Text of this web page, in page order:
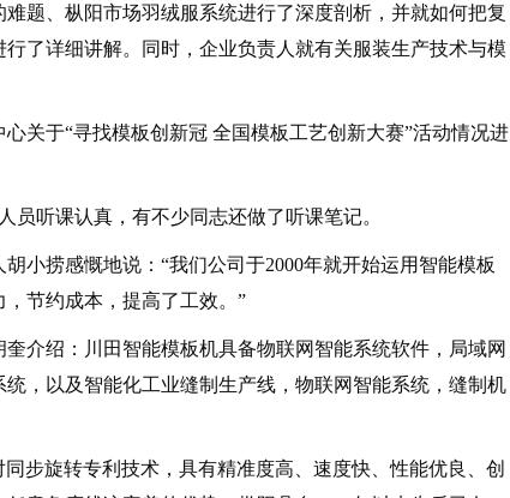
、枞阳市场羽绒服系统进行了深度剖析，并就如何把复
了详细讲解。同时，企业负责人就有关服装生产技术与模
于“寻找模板创新冠 全国模板工艺创新大赛”活动情况进
听课认真，有不少同志还做了听课笔记。
捞感慨地说：“我们公司于2000年就开始运用智能模板
节约成本，提高了工效。”
绍：川田智能模板机具备物联网智能系统软件，局域网
，以及智能化工业缝制生产线，物联网智能系统，缝制机
旋转专利技术，具有精准度高、速度快、性能优良、创